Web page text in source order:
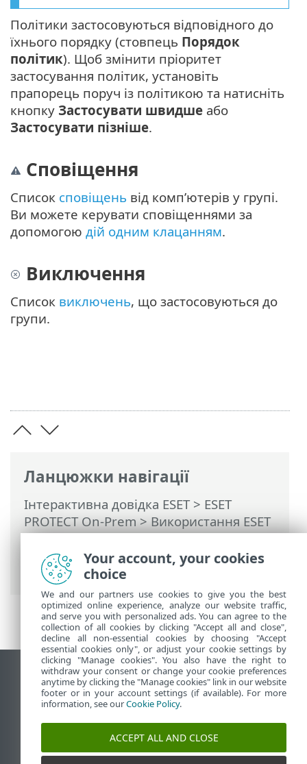
Ланцюжки навігації
Інтерактивна довідка ESET> ESET
PROTECT On-Prem>Використання ESET
PROTECT On-Prem>ESET PROTECT On-
Prem Головне меню>Комп’ютери>
Групи> Відомості про групу
Політики застосовуються відповідного до
їхнього порядку (стовпець Порядок
політик). Щоб змінити пріоритет
застосування політик, установіть
прапорець поруч із політикою та натисніть
кнопку Застосувати швидше або
Застосувати пізніше.
Сповіщення
Список сповіщень від комп’ютерів у групі.
Ви можете керувати сповіщеннями за
допомогою дій одним клацанням.
Виключення
Список виключень, що застосовуються до
групи.
Переглянути повну версію
End of Life
База знань ESET
ESET Status Portal
Your account, your cookies
choice
We and our partners use cookies to give you the best
optimized online experience, analyze our website traffic,
and serve you with personalized ads. You can agree to the
collection of all cookies by clicking "Accept all and close",
decline all non-essential cookies by choosing "Accept
essential cookies only", or adjust your cookie settings by
clicking "Manage cookies". You also have the right to
withdraw your consent or change your cookie preferences
anytime by clicking the "Manage cookies" link in our website
footer or in your account settings (if available). For more
information, see ourCookie Policy.
ACCEPT ALL AND CLOSE